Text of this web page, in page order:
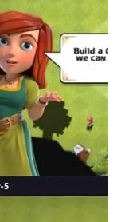
upgrade cards
the way you
and Queen
during